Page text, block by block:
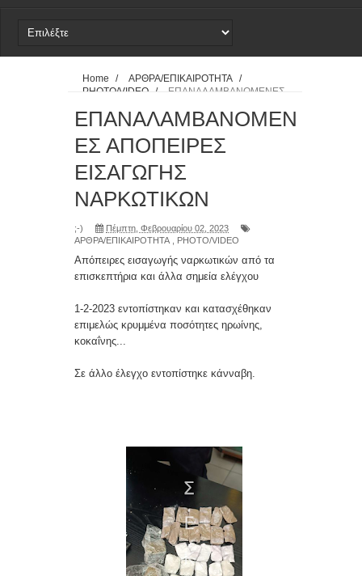
Ανακοίνωση - Καταγγελία
Home / ΑΡΘΡΑ/ΕΠΙΚΑΙΡΟΤΗΤΑ
/
PHOTO/VIDEO
/
ΕΠΑΝΑΛΑΜΒΑΝΟΜΕΝΕΣ
ΕΠΑΝΑΛΑΜΒΑΝΟΜΕΝ
ΕΣ ΑΠΟΠΕΙΡΕΣ
ΕΙΣΑΓΩΓΗΣ
ΝΑΡΚΩΤΙΚΩΝ
;-)
Πέμπτη, Φεβρουαρίου 02, 2023
ΑΡΘΡΑ/ΕΠΙΚΑΙΡΟΤΗΤΑ
PHOTO/VIDEO
Απόπειρες εισαγωγής ναρκωτικών από τα
επισκεπτήρια και άλλα σημεία ελέγχου
1-2-2023 εντοπίστηκαν και κατασχέθηκαν
επιμελώς κρυμμένα ποσότητες ηρωίνης,
κοκαΐνης...
Σε άλλο έλεγχο εντοπίστηκε κάνναβη.